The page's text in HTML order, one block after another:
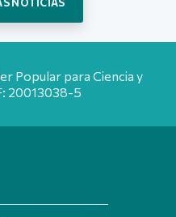
Popular para Ciencia y
20013038-5